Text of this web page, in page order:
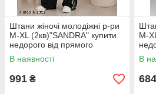
Штани жіночі молодіжні р-ри
M-XL (2кв)"SANDRA" купити
недорого від прямого
постачальника
В наявності
991 ₴
M-
В
684